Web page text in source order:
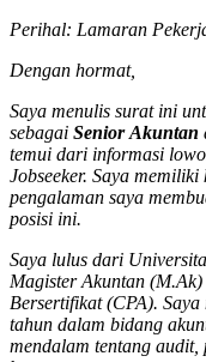
Perihal: Lamaran
Dengan hormat,
Saya menulis surat ini
sebagai Senior Akuntan
temui dari informasi
Jobseeker. Saya
pengalaman saya
posisi ini.
Saya lulus dari
Magister Akuntan
Bersertifikat (CPA).
tahun dalam bidang
mendalam tentang